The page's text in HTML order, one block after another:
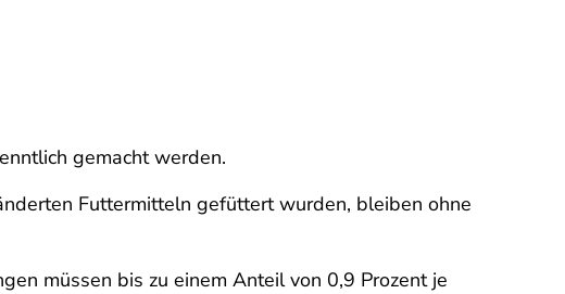
gemacht werden.
Futtermitteln gefüttert wurden, bleiben ohne
müssen bis zu einem Anteil von 0,9 Prozent je